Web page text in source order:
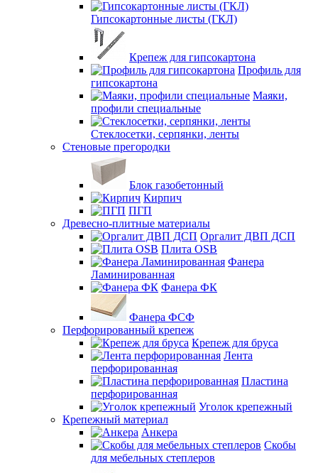
Гипсокартонные листы (ГКЛ)
Крепеж для гипсокартона
Профиль для
гипсокартона
Маяки,
профили специальные
Стеклосетки, серпянки, ленты
Стеновые прегородки
Блок газобетонный
Кирпич
ПГП
Древесно-плитные материалы
Оргалит ДВП ДСП
Плита OSB
Фанера
Ламинированная
Фанера ФК
Фанера ФСФ
Перфорированный крепеж
Крепеж для бруса
Лента
перфорированная
Пластина
перфорированная
Уголок крепежный
Крепежный материал
Анкера
Скобы
для мебельных степлеров